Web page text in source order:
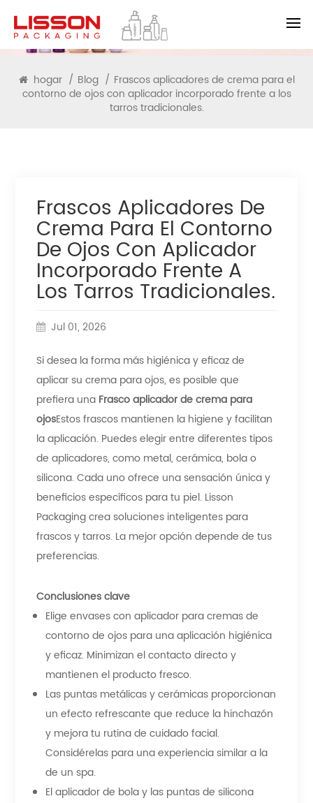
BLOG
hogar / Blog / Frascos aplicadores de crema para el
contorno de ojos con aplicador incorporado frente a los
tarros tradicionales.
Frascos Aplicadores De
Crema Para El Contorno
De Ojos Con Aplicador
Incorporado Frente A
Los Tarros Tradicionales.
Jul 01, 2026
Si desea la forma más higiénica y eficaz de
aplicar su crema para ojos, es posible que
prefiera una Frasco aplicador de crema para
ojosEstos frascos mantienen la higiene y facilitan
la aplicación. Puedes elegir entre diferentes tipos
de aplicadores, como metal, cerámica, bola o
silicona. Cada uno ofrece una sensación única y
beneficios específicos para tu piel. Lisson
Packaging crea soluciones inteligentes para
frascos y tarros. La mejor opción depende de tus
preferencias.
Conclusiones clave
Elige envases con aplicador para cremas de
contorno de ojos para una aplicación higiénica
y eficaz. Minimizan el contacto directo y
mantienen el producto fresco.
Las puntas metálicas y cerámicas proporcionan
un efecto refrescante que reduce la hinchazón
y mejora tu rutina de cuidado facial.
Considérelas para una experiencia similar a la
de un spa.
El aplicador de bola y las puntas de silicona